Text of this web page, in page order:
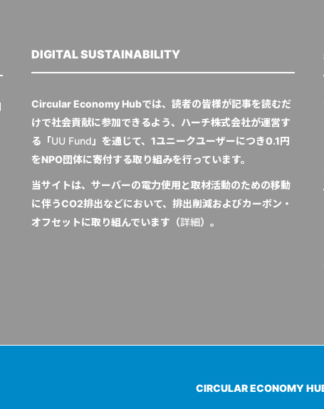
DIGITAL SUSTAINABILITY
Circular Economy Hubでは、読者の皆様が記事を読むだ
けで社会貢献に参加できるよう、ハーチ株式会社が運営す
る「UU Fund」を通じて、1ユニークユーザーにつき0.1円
をNPO団体に寄付する取り組みを行っています。
当サイトは、サーバーの電力使用と取材活動のための移動
に伴うCO2排出などにおいて、排出削減およびカーボン・
オフセットに取り組んでいます（詳細）。
CIRCULAR ECONOMY